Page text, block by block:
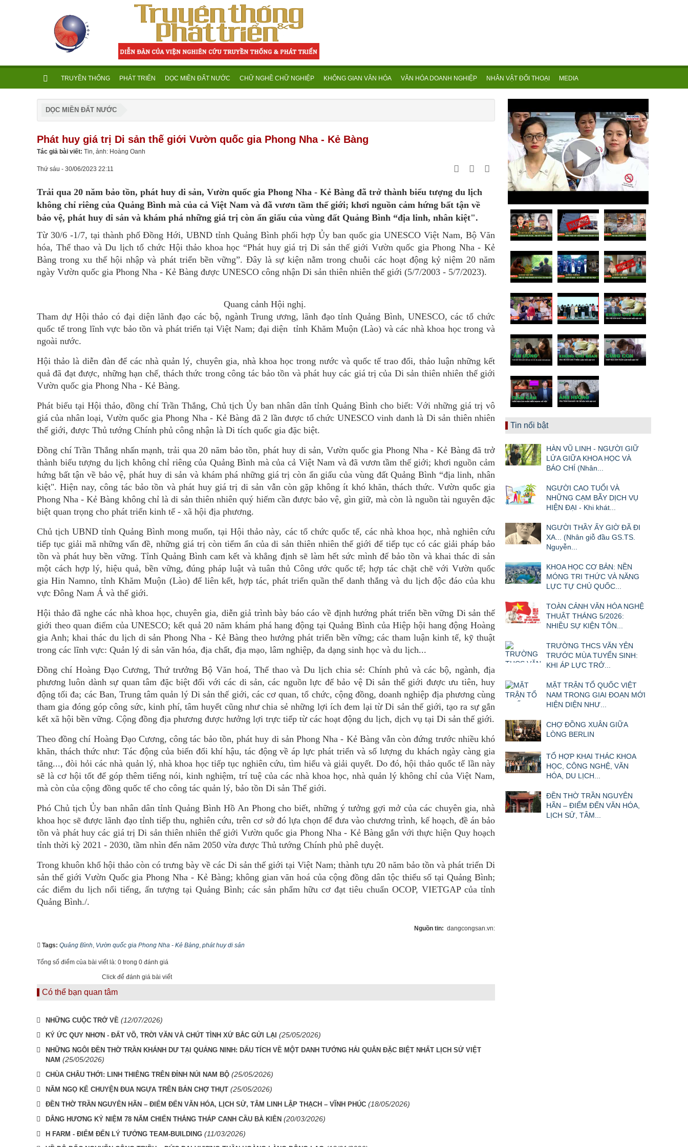
TRUYỀN THỐNG PHÁT TRIỂN DỌC MIỀN ĐẤT NƯỚC CHỮ NGHỀ CHỮ NGHIỆP KHÔNG GIAN VĂN HÓA VĂN HÓA DOANH NGHIỆP NHÂN VẬT ĐỐI THOẠI MEDIA
DỌC MIỀN ĐẤT NƯỚC
Phát huy giá trị Di sản thế giới Vườn quốc gia Phong Nha - Kẻ Bàng
Tác giả bài viết: Tin, ảnh: Hoàng Oanh
Thứ sáu - 30/06/2023 22:11
Trải qua 20 năm bảo tồn, phát huy di sản, Vườn quốc gia Phong Nha - Kẻ Bàng đã trở thành biểu tượng du lịch
không chỉ riêng của Quảng Bình mà của cả Việt Nam và đã vươn tầm thế giới; khơi nguồn cảm hứng bất tận về
bảo vệ, phát huy di sản và khám phá những giá trị còn ẩn giấu của vùng đất Quảng Bình “địa linh, nhân kiệt".
Từ 30/6 -1/7, tại thành phố Đồng Hới, UBND tỉnh Quảng Bình phối hợp Ủy ban quốc gia UNESCO Việt Nam, Bộ Văn
hóa, Thể thao và Du lịch tổ chức Hội thảo khoa học “Phát huy giá trị Di sản thế giới Vườn quốc gia Phong Nha - Kẻ
Bàng trong xu thế hội nhập và phát triển bền vững”. Đây là sự kiện nằm trong chuỗi các hoạt động kỷ niệm 20 năm
ngày Vườn quốc gia Phong Nha - Kẻ Bàng được UNESCO công nhận Di sản thiên nhiên thế giới (5/7/2003 - 5/7/2023).
Quang cảnh Hội nghị.
Tham dự Hội thảo có đại diện lãnh đạo các bộ, ngành Trung ương, lãnh đạo tỉnh Quảng Bình, UNESCO, các tổ chức
quốc tế trong lĩnh vực bảo tồn và phát triển tại Việt Nam; đại diện tỉnh Khăm Muộn (Lào) và các nhà khoa học trong và
ngoài nước.
Hội thảo là diễn đàn để các nhà quản lý, chuyên gia, nhà khoa học trong nước và quốc tế trao đổi, thảo luận những kết
quả đã đạt được, những hạn chế, thách thức trong công tác bảo tồn và phát huy các giá trị của Di sản thiên nhiên thế giới
Vườn quốc gia Phong Nha - Kẻ Bàng.
Phát biểu tại Hội thảo, đồng chí Trần Thắng, Chủ tịch Ủy ban nhân dân tỉnh Quảng Bình cho biết: Với những giá trị vô
giá của nhân loại, Vườn quốc gia Phong Nha - Kẻ Bàng đã 2 lần được tổ chức UNESCO vinh danh là Di sản thiên nhiên
thế giới, được Thủ tướng Chính phủ công nhận là Di tích quốc gia đặc biệt.
Đồng chí Trần Thắng nhấn mạnh, trải qua 20 năm bảo tồn, phát huy di sản, Vườn quốc gia Phong Nha - Kẻ Bàng đã trở
thành biểu tượng du lịch không chỉ riêng của Quảng Bình mà của cả Việt Nam và đã vươn tầm thế giới; khơi nguồn cảm
hứng bất tận về bảo vệ, phát huy di sản và khám phá những giá trị còn ẩn giấu của vùng đất Quảng Bình “địa linh, nhân
kiệt". Hiện nay, công tác bảo tồn và phát huy giá trị di sản vẫn còn gặp không ít khó khăn, thách thức. Vườn quốc gia
Phong Nha - Kẻ Bàng không chỉ là di sản thiên nhiên quý hiếm cần được bảo vệ, gìn giữ, mà còn là nguồn tài nguyên đặc
biệt quan trọng cho phát triển kinh tế - xã hội địa phương.
Chủ tịch UBND tỉnh Quảng Bình mong muốn, tại Hội thảo này, các tổ chức quốc tế, các nhà khoa học, nhà nghiên cứu
tiếp tục giải mã những vấn đề, những giá trị còn tiểm ẩn của di sản thiên nhiên thế giới để tiếp tục có các giải pháp bảo
tồn và phát huy bền vững. Tỉnh Quảng Bình cam kết và khẳng định sẽ làm hết sức mình để bảo tồn và khai thác di sản
một cách hợp lý, hiệu quả, bền vững, đúng pháp luật và tuân thủ Công ước quốc tế; hợp tác chặt chẽ với Vườn quốc
gia Hin Namno, tỉnh Khăm Muộn (Lào) để liên kết, hợp tác, phát triển quần thể danh thắng và du lịch độc đáo của khu
vực Đông Nam Á và thế giới.
Hội thảo đã nghe các nhà khoa học, chuyên gia, diễn giả trình bày báo cáo về định hướng phát triển bền vững Di sản thế
giới theo quan điểm của UNESCO; kết quả 20 năm khám phá hang động tại Quảng Bình của Hiệp hội hang động Hoàng
gia Anh; khai thác du lịch di sản Phong Nha - Kẻ Bàng theo hướng phát triển bền vững; các tham luận kinh tế, kỹ thuật
trong các lĩnh vực: Quản lý di sản văn hóa, địa chất, địa mạo, lâm nghiệp, đa dạng sinh học và du lịch...
Đồng chí Hoàng Đạo Cương, Thứ trưởng Bộ Văn hoá, Thể thao và Du lịch chia sẻ: Chính phủ và các bộ, ngành, địa
phương luôn dành sự quan tâm đặc biệt đối với các di sản, các nguồn lực để bảo vệ Di sản thế giới được ưu tiên, huy
động tối đa; các Ban, Trung tâm quản lý Di sản thế giới, các cơ quan, tổ chức, cộng đồng, doanh nghiệp địa phương cùng
tham gia đóng góp công sức, kinh phí, tâm huyết cũng như chia sẻ những lợi ích đem lại từ Di sản thế giới, tạo ra sự gắn
kết xã hội bền vững. Cộng đồng địa phương được hưởng lợi trực tiếp từ các hoạt động du lịch, dịch vụ tại Di sản thế giới.
Theo đồng chí Hoàng Đạo Cương, công tác bảo tồn, phát huy di sản Phong Nha - Kẻ Bàng vẫn còn đứng trước nhiều khó
khăn, thách thức như: Tác động của biến đổi khí hậu, tác động về áp lực phát triển và số lượng du khách ngày càng gia
tăng..., đòi hỏi các nhà quản lý, nhà khoa học tiếp tục nghiên cứu, tìm hiểu và giải quyết. Do đó, hội thảo quốc tế lần này
sẽ là cơ hội tốt để góp thêm tiếng nói, kinh nghiệm, trí tuệ của các nhà khoa học, nhà quản lý không chỉ của Việt Nam,
mà còn của cộng đồng quốc tế cho công tác quản lý, bảo tồn Di sản Thế giới.
Phó Chủ tịch Ủy ban nhân dân tỉnh Quảng Bình Hồ An Phong cho biết, những ý tưởng gợi mở của các chuyên gia, nhà
khoa học sẽ được lãnh đạo tỉnh tiếp thu, nghiên cứu, trên cơ sở đó lựa chọn để đưa vào chương trình, kế hoạch, đề án bảo
tồn và phát huy các giá trị Di sản thiên nhiên thế giới Vườn quốc gia Phong Nha - Kẻ Bàng gắn với thực hiện Quy hoạch
tỉnh thời kỳ 2021 - 2030, tầm nhìn đến năm 2050 vừa được Thủ tướng Chính phủ phê duyệt.
Trong khuôn khổ hội thảo còn có trưng bày về các Di sản thế giới tại Việt Nam; thành tựu 20 năm bảo tồn và phát triển Di
sản thế giới Vườn Quốc gia Phong Nha - Kẻ Bàng; không gian văn hoá của cộng đồng dân tộc thiểu số tại Quảng Bình;
các điểm du lịch nổi tiếng, ấn tượng tại Quảng Bình; các sản phẩm hữu cơ đạt tiêu chuẩn OCOP, VIETGAP của tỉnh
Quảng Bình./.
Nguồn tin: dangcongsan.vn:
Tags: Quảng Bình, Vườn quốc gia Phong Nha - Kẻ Bàng, phát huy di sản
Tổng số điểm của bài viết là: 0 trong 0 đánh giá
Click để đánh giá bài viết
Có thể bạn quan tâm
NHỮNG CUỘC TRỞ VỀ (12/07/2026)
KÝ ỨC QUY NHƠN - ĐẤT VÕ, TRỜI VĂN VÀ CHÚT TÌNH XỨ BẮC GỬI LẠI (25/05/2026)
NHỮNG NGÔI ĐỀN THỜ TRẦN KHÁNH DƯ TẠI QUẢNG NINH: DẤU TÍCH VỀ MỘT DANH TƯỚNG HẢI QUÂN ĐẶC BIỆT NHẤT LỊCH SỬ VIỆT
NAM (25/05/2026)
CHÙA CHÂU THỚI: LINH THIÊNG TRÊN ĐỈNH NÚI NAM BỘ (25/05/2026)
NĂM NGỌ KỂ CHUYỆN ĐUA NGỰA TRÊN BẢN CHỢ THỤT (25/05/2026)
ĐỀN THỜ TRẦN NGUYÊN HÃN – ĐIỂM ĐẾN VĂN HÓA, LỊCH SỬ, TÂM LINH LẬP THẠCH – VĨNH PHÚC (18/05/2026)
DÂNG HƯƠNG KỶ NIỆM 78 NĂM CHIẾN THẮNG THÁP CANH CẦU BÀ KIÊN (20/03/2026)
H FARM - ĐIỂM ĐẾN LÝ TƯỞNG TEAM-BUILDING (11/03/2026)
Tin nổi bật
HÀN VŨ LINH - NGƯỜI GIỮ
LỬA GIỮA KHOA HỌC VÀ
BÁO CHÍ (Nhân...
NGƯỜI CAO TUỔI VÀ
NHỮNG CẠM BẪY DỊCH VỤ
HIỆN ĐẠI - Khi khát...
NGƯỜI THẦY ẤY GIỜ ĐÃ ĐI
XA... (Nhân giỗ đầu GS.TS.
Nguyễn...
KHOA HỌC CƠ BẢN: NỀN
MÓNG TRI THỨC VÀ NĂNG
LỰC TỰ CHỦ QUỐC...
TOÀN CẢNH VĂN HÓA NGHỆ
THUẬT THÁNG 5/2026:
NHIỀU SỰ KIỆN TÔN...
TRƯỜNG THCS VĂN YÊN
TRƯỚC MÙA TUYỂN SINH:
KHI ÁP LỰC TRỞ...
MẶT TRẬN TỔ QUỐC VIỆT
NAM TRONG GIAI ĐOẠN MỚI
HIỆN DIỆN NHƯ...
CHỢ ĐỒNG XUÂN GIỮA
LÒNG BERLIN
TỔ HỢP KHAI THÁC KHOA
HỌC, CÔNG NGHỆ, VĂN
HÓA, DU LỊCH...
ĐỀN THỜ TRẦN NGUYÊN
HÃN – ĐIỂM ĐẾN VĂN HÓA,
LỊCH SỬ, TÂM...